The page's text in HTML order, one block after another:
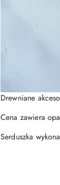
Drewniane
Cena zawiera
Serduszka